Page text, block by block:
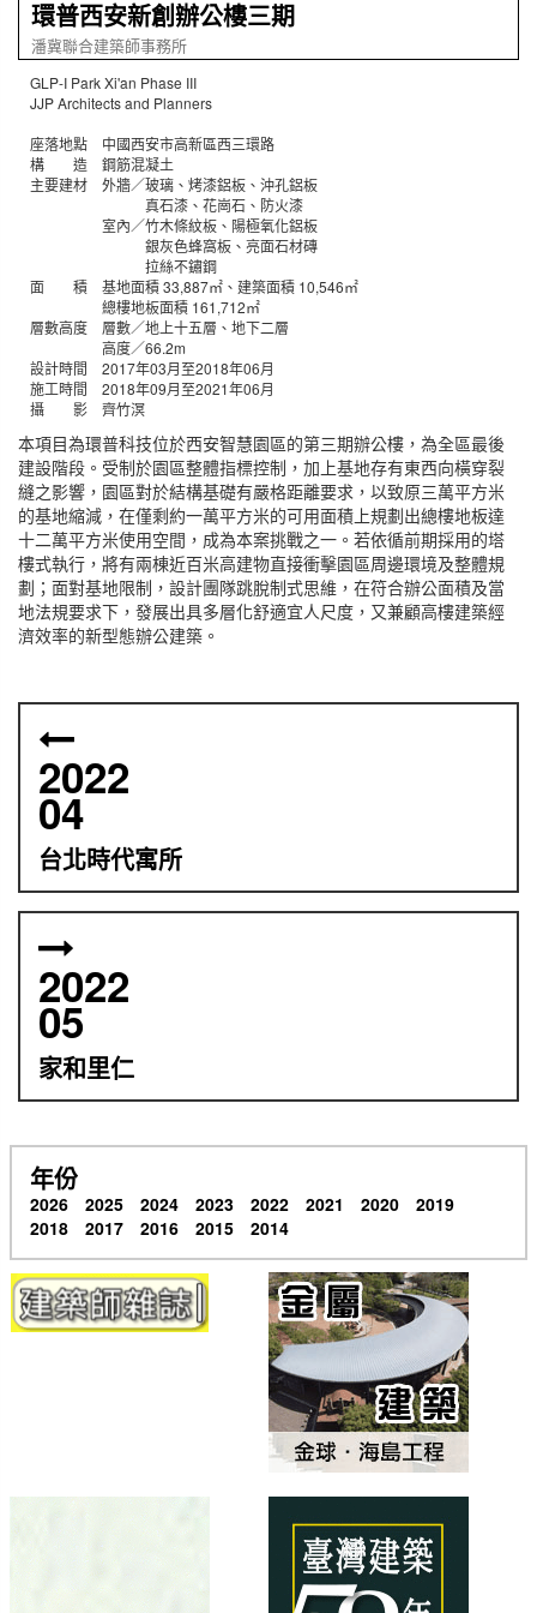
環普西安新創辦公樓三期
潘冀聯合建築師事務所
GLP-I Park Xi'an Phase III
JJP Architects and Planners
座落地點 中國西安市高新區西三環路
構 造 鋼筋混凝土
主要建材 外牆／玻璃、烤漆鋁板、沖孔鋁板
真石漆、花崗石、防火漆
室內／竹木條紋板、陽極氧化鋁板
銀灰色蜂窩板、亮面石材磚
拉絲不鏽鋼
面 積 基地面積 33,887㎡、建築面積 10,546㎡
總樓地板面積 161,712㎡
層數高度 層數／地上十五層、地下二層
高度／66.2m
設計時間 2017年03月至2018年06月
施工時間 2018年09月至2021年06月
攝 影 齊竹溟
本項目為環普科技位於西安智慧園區的第三期辦公樓，為全區最後
建設階段。受制於園區整體指標控制，加上基地存有東西向橫穿裂
縫之影響，園區對於結構基礎有嚴格距離要求，以致原三萬平方米
的基地縮減，在僅剩約一萬平方米的可用面積上規劃出總樓地板達
十二萬平方米使用空間，成為本案挑戰之一。若依循前期採用的塔
樓式執行，將有兩棟近百米高建物直接衝擊園區周邊環境及整體規
劃；面對基地限制，設計團隊跳脫制式思維，在符合辦公面積及當
地法規要求下，發展出具多層化舒適宜人尺度，又兼顧高樓建築經
濟效率的新型態辦公建築。
2022
04
台北時代寓所
2022
05
家和里仁
年份
2026 2025 2024 2023 2022 2021 2020
2019
2018
2017 2016 2015 2014